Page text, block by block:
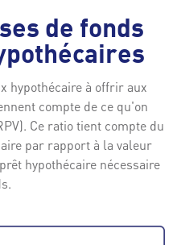
de fonds
hypothécaire à offrir aux
compte de ce qu'on
Ce ratio tient compte du
par rapport à la valeur
hypothécaire nécessaire